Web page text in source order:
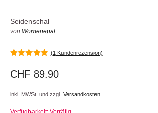
Seidenschal
von Womenepal
(1 Kundenrezension)
CHF 89.90
inkl. MWSt. und zzgl. Versandkosten